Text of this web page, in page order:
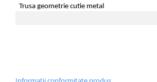
Trusa geometrie cutie metal